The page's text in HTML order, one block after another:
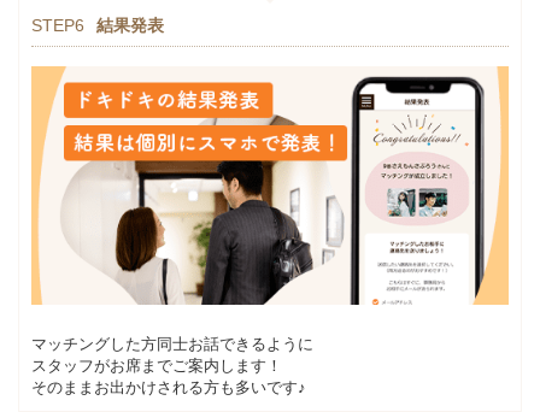
STEP6 結果発表
マッチングした方同士お話できるように
スタッフがお席までご案内します！
そのままお出かけされる方も多いです♪